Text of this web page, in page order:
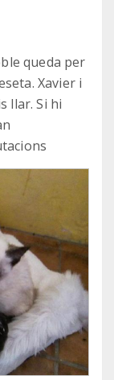
queda per
Xavier i
llar. Si hi